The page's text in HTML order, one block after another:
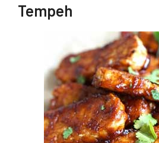
Tempeh